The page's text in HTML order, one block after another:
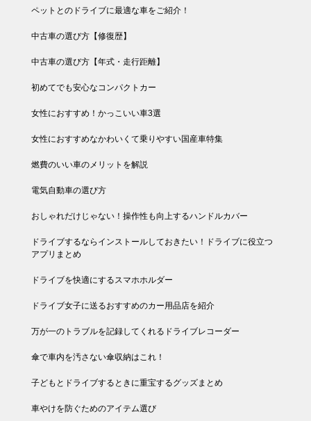
ペットとのドライブに最適な車をご紹介！
中古車の選び方【修復歴】
中古車の選び方【年式・走行距離】
初めてでも安心なコンパクトカー
女性におすすめ！かっこいい車3選
女性におすすめなかわいくて乗りやすい国産車特集
燃費のいい車のメリットを解説
電気自動車の選び方
おしゃれだけじゃない！操作性も向上するハンドルカバー
ドライブするならインストールしておきたい！ドライブに役立つ
アプリまとめ
ドライブを快適にするスマホホルダー
ドライブ女子に送るおすすめのカー用品店を紹介
万が一のトラブルを記録してくれるドライブレコーダー
傘で車内を汚さない傘収納はこれ！
子どもとドライブするときに重宝するグッズまとめ
車やけを防ぐためのアイテム選び